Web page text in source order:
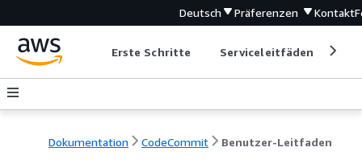
Deutsch Präferenzen Kontakt
Erste Schritte Serviceleitfäden
Dokumentation CodeCommit Benutzer-Leitfaden